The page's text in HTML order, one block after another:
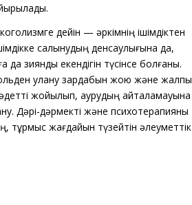
дейін — әркімнің ішімдіктен
салынудың денсаулығына да,
зиянды екендігін түсінсе болғаны.
улану зардабын жою және жалпы
әдетті жойылып, аурудың қайталамауына
Дәрі-дәрмекті және психотерапияны
тұрмыс жағдайын түзейтін әлеуметтік